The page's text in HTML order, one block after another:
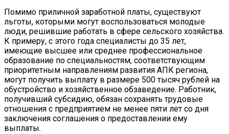
Помимо приличной заработной платы, существуют
льготы, которыми могут воспользоваться молодые
люди, решившие работать в сфере сельского хозяйства.
К примеру, с этого года специалисты до 35 лет,
имеющие высшее или среднее профессиональное
образование по специальностям, соответствующим
приоритетным направлениям развития АПК региона,
могут получить выплату в размере 500 тысяч рублей на
обустройство и хозяйственное обзаведение. Работник,
получивший субсидию, обязан сохранять трудовые
отношения с предприятием не менее пяти лет со дня
заключения соглашения о предоставлении ему
выплаты.